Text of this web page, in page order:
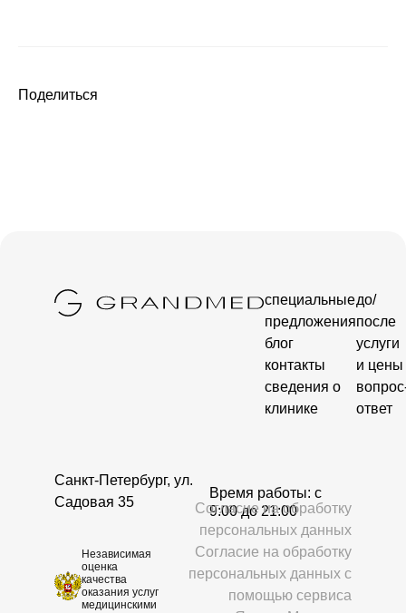
Поделиться
специальные
предложения
блог
контакты
сведения о
клинике
до/
после
услуги
и цены
ответ
Санкт-Петербург, ул.
Садовая 35
Время работы: c
9:00 до 21:00
Независимая
оценка
качества
оказания услуг
медицинскими
Согласие на обработку
персональных данных
Согласие на обработку
персональных данных с
помощью сервиса